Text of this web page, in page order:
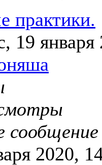
практики.
19 января
2020,